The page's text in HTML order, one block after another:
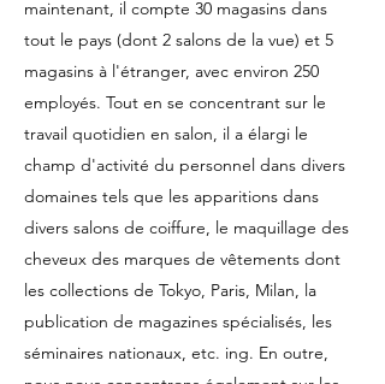
maintenant, il compte 30 magasins dans
tout le pays (dont 2 salons de la vue) et 5
magasins à l'étranger, avec environ 250
employés. Tout en se concentrant sur le
travail quotidien en salon, il a élargi le
champ d'activité du personnel dans divers
domaines tels que les apparitions dans
divers salons de coiffure, le maquillage des
cheveux des marques de vêtements dont
les collections de Tokyo, Paris, Milan, la
publication de magazines spécialisés, les
séminaires nationaux, etc. ing. En outre,